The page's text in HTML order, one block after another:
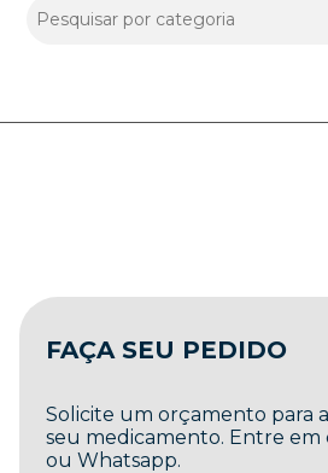
FAÇA SEU PEDIDO
Solicite um orçamento para
seu medicamento. Entre em
ou Whatsapp.